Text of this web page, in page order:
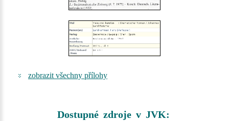
zobrazit všechny přílohy
Dostupné zdroje v JVK: